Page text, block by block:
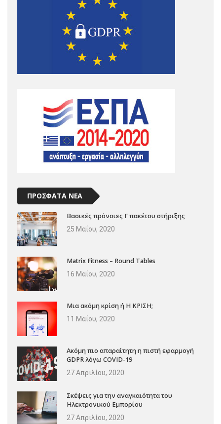
ΠΡΟΣΦΑΤΑ ΝΕΑ
Βασικές πρόνοιες Γ πακέτου στήριξης
25 Μαΐου, 2020
Matrix Fitness – Round Tables
16 Μαΐου, 2020
Μια ακόμη κρίση ή Η ΚΡΙΣΗ;
11 Μαΐου, 2020
Ακόμη πιο απαραίτητη η πιστή εφαρμογή
GDPR λόγω COVID-19
27 Απριλίου, 2020
Σκέψεις για την αναγκαιότητα του
Ηλεκτρονικού Εμπορίου
27 Απριλίου, 2020